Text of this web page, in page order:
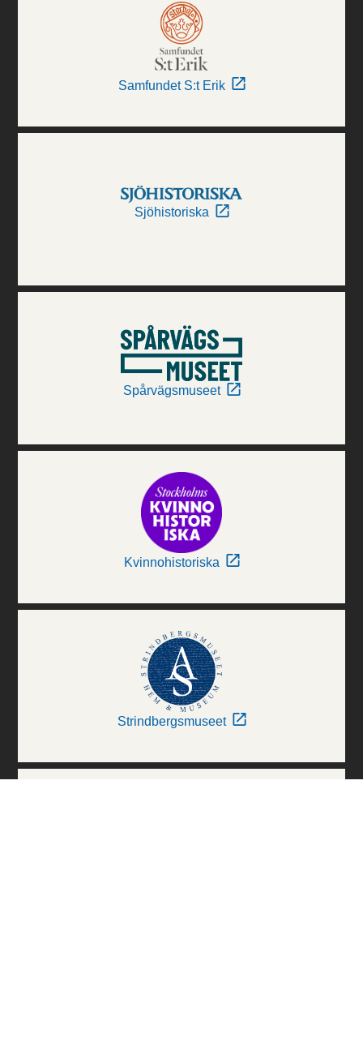
Samfundet S:t Erik
Sjöhistoriska
Spårvägsmuseet
Kvinnohistoriska
Strindbergsmuseet